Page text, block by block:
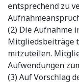
entsprechend zu
(2) Die Aufnahme
Mitgliedsbeiträge
mitzuteilen.
Aufwendungen
(3) Auf Vorschlag